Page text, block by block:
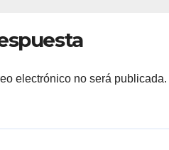
electrónico no será publicada.